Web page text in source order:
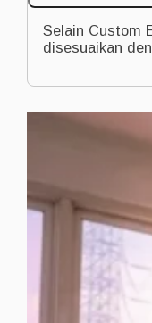
Selain Custom
disesuaikan